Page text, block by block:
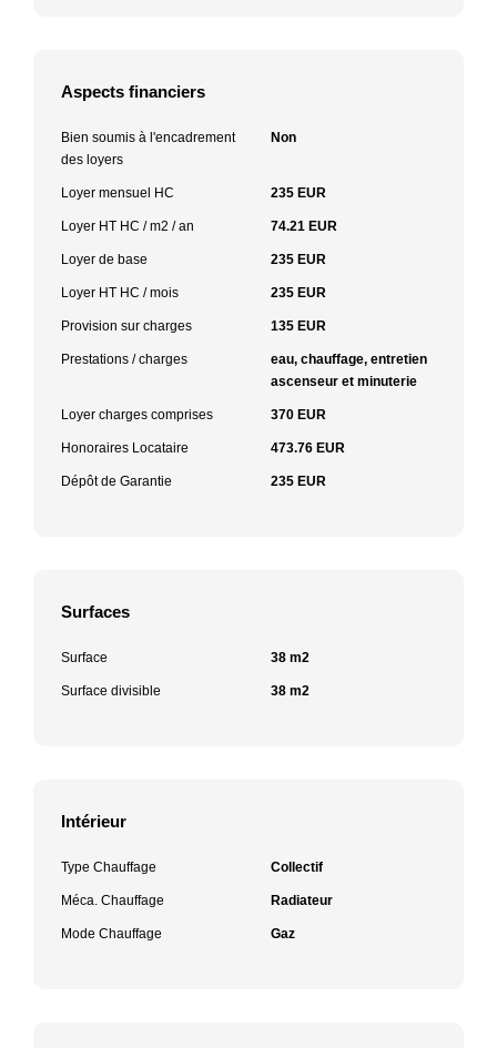
Aspects financiers
Bien soumis à l'encadrement
des loyers
Non
Loyer mensuel HC 235 EUR
Loyer HT HC / m2 / an 74.21 EUR
Loyer de base 235 EUR
Loyer HT HC / mois 235 EUR
Provision sur charges 135 EUR
Prestations / charges
eau, chauffage, entretien
ascenseur et minuterie
Loyer charges comprises 370 EUR
Honoraires Locataire 473.76 EUR
Dépôt de Garantie 235 EUR
Surfaces
Surface 38 m2
Surface divisible 38 m2
Intérieur
Type Chauffage Collectif
Méca. Chauffage Radiateur
Mode Chauffage Gaz